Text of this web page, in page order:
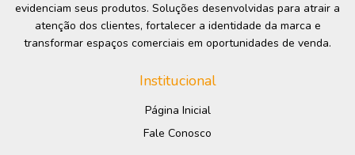
evidenciam seus produtos. Soluções desenvolvidas para atrair a
atenção dos clientes, fortalecer a identidade da marca e
transformar espaços comerciais em oportunidades de venda.
Institucional
Página Inicial
Fale Conosco